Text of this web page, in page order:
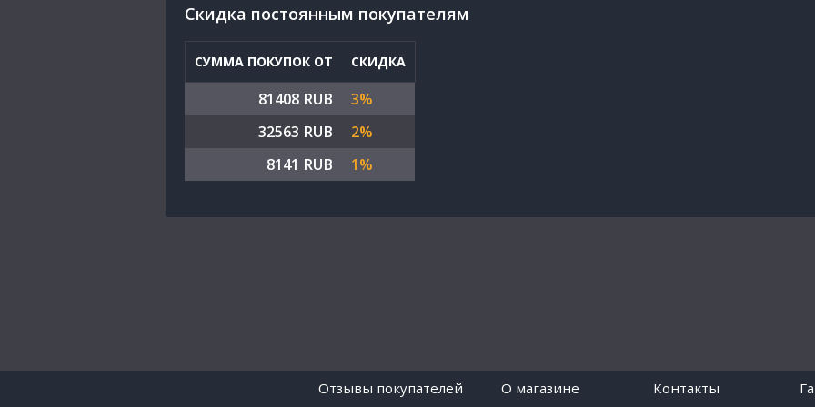
Cкидка постоянным покупателям
СУММА ПОКУПОК ОТ СКИДКА
81408 RUB
3%
32563 RUB
2%
8141 RUB
1%
Отзывы покупателей O магазине Контакты